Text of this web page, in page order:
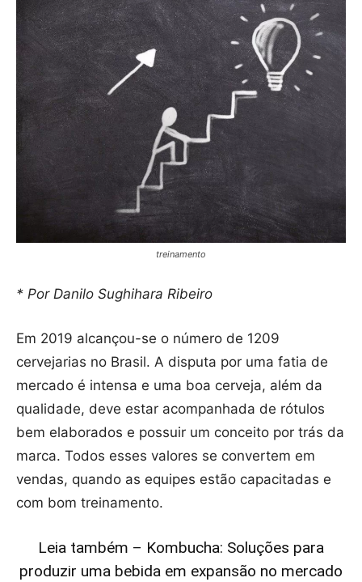
treinamento
* Por Danilo Sughihara Ribeiro
Em 2019 alcançou-se o número de 1209
cervejarias no Brasil. A disputa por uma fatia de
mercado é intensa e uma boa cerveja, além da
qualidade, deve estar acompanhada de rótulos
bem elaborados e possuir um conceito por trás da
marca. Todos esses valores se convertem em
vendas, quando as equipes estão capacitadas e
com bom treinamento.
Leia também – Kombucha: Soluções para
produzir uma bebida em expansão no mercado